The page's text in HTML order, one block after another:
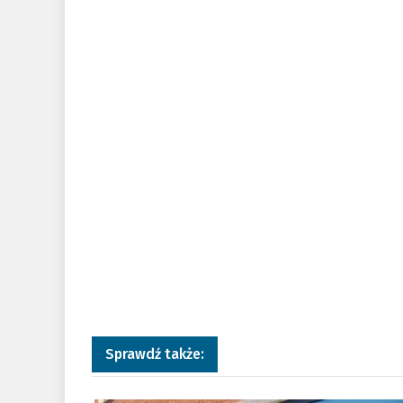
Sprawdź także:
a